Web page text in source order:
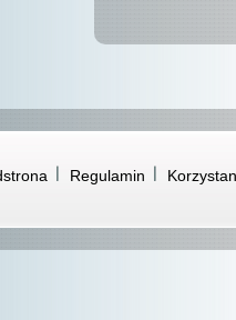
Regulamin